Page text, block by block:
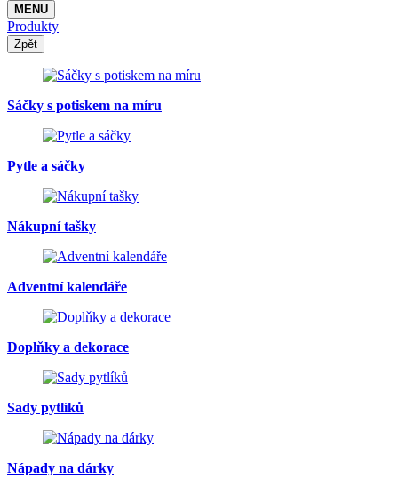
MENU
Produkty
Zpět
Sáčky s potiskem na míru
Pytle a sáčky
Nákupní tašky
Adventní kalendáře
Doplňky a dekorace
Sady pytlíků
Nápady na dárky